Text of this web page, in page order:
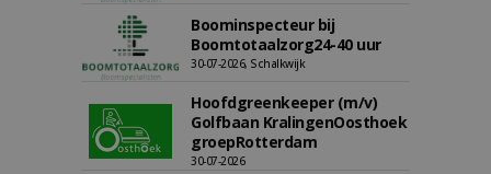
Boominspecteur bij
Boomtotaalzorg24-40 uur
30-07-2026, Schalkwijk
Hoofdgreenkeeper (m/v)
Golfbaan KralingenOosthoek
groepRotterdam
30-07-2026